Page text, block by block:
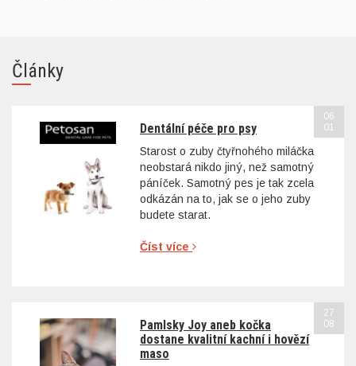
Články
Dentální péče pro psy
Starost o zuby čtyřnohého miláčka
neobstará nikdo jiný, než samotný
páníček. Samotný pes je tak zcela
odkázán na to, jak se o jeho zuby
budete starat.
Číst více
06
01
Pamlsky Joy aneb kočka
dostane kvalitní kachní i hovězí
maso
27
08